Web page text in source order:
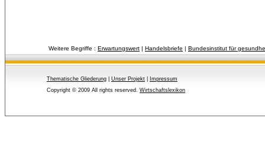
Weitere Begriffe : Erwartungswert | Handelsbriefe | Bundesinstitut für
Thematische Gliederung Unser Projekt
Impressum
Copyright © 2009 All rights reserved. Wirtschaftslexikon